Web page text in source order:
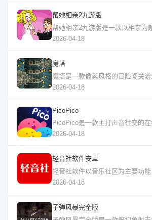
帮她相亲2九游版
2026-04-18
魔塔
2026-04-18
PicoPico
2026-04-18
轻音社软件安卓
2026-04-18
子弹风暴完全版